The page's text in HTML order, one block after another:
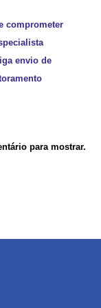
comprometer
envio de
para mostrar.